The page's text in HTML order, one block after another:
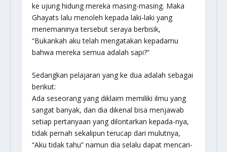
ke ujung hidung mereka masing-masing. Maka
Ghayats lalu menoleh kepada laki-laki yang
menemaninya tersebut seraya berbisik,
“Bukankah aku telah mengatakan kepadamu
bahwa mereka semua adalah sapi?”
Sedangkan pelajaran yang ke dua adalah sebagai
berikut:
Ada seseorang yang diklaim memiliki ilmu yang
sangat banyak, dan dia dikenal bisa menjawab
setiap pertanyaan yang dilontarkan kepada-nya,
tidak pernah sekalipun terucap dari mulutnya,
“Aku tidak tahu” namun dia selalu dapat mencari-